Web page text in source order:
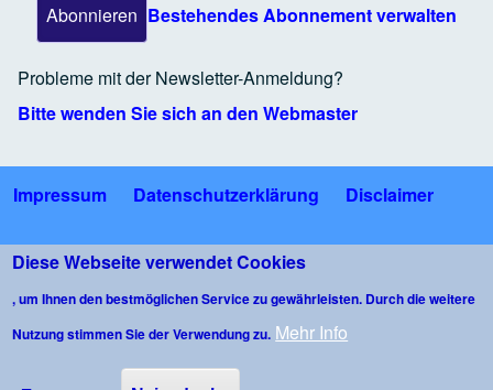
Bestehendes Abonnement verwalten
Probleme mit der Newsletter-Anmeldung?
Bitte wenden Sie sich an den Webmaster
Fußzeile
Impressum Datenschutzerklärung Disclaimer
Bildnachweise Nutzungsbedingungen Gäste-WLAN
Kommentarrichtlinie
Diese Webseite verwendet Cookies
, um Ihnen den bestmöglichen Service zu gewährleisten. Durch die weitere
Nutzung stimmen Sie der Verwendung zu. Mehr Info